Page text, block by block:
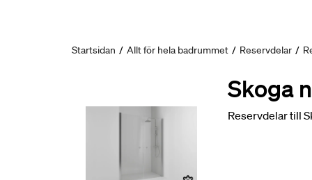
Startsidan / Allt för hela badrummet / Reservdelar /
Skoga
Reservdelar till